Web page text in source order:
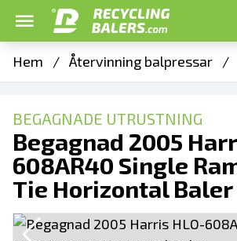
Hem / Återvinning balpressar /
BEGAGNADE UTRUSTNING
Begagnad 2005
608AR40 Single
Tie Horizontal Baler